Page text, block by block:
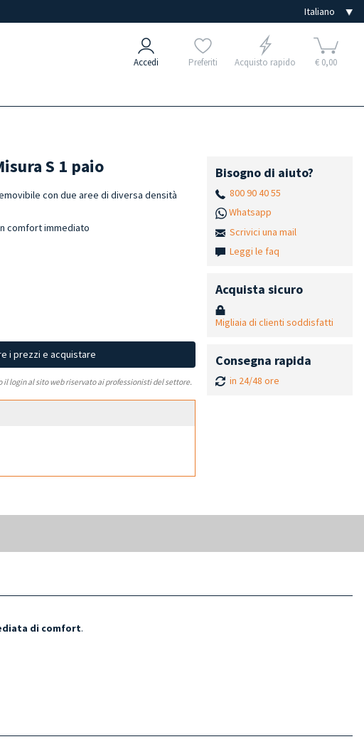
Accedi Preferiti Acquisto rapido € 0,00
S 1 paio
con due aree di diversa densità
comfort immediato
i prezzi e acquistare
login al sito web riservato ai professionisti del settore.
Bisogno di aiuto?
800 90 40 55
Whatsapp
Scrivici una mail
Leggi le faq
Acquista sicuro
Migliaia di clienti soddisfatti
Consegna rapida
in 24/48 ore
di comfort.